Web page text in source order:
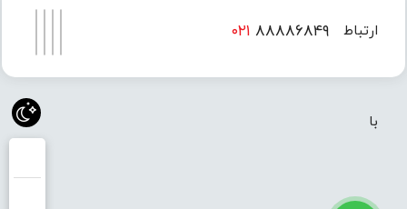
ارتباط
با
۰۲۱ ۸۸۸۸۶۸۴۹